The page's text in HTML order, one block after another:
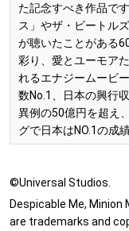
た記念すべき作品で
ス」やザ・ビートル
が聴いたことがある
彩り、愛とユーモア
れるエナジームービ
数No.1、日本の興行
異例の50億円を超え
グで日本はNO.1の成
©Universal Studios.
Despicable Me,
are trademarks and